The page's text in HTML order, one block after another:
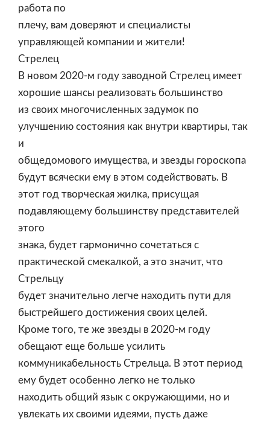
работа по
плечу, вам доверяют и специалисты
управляющей компании и жители!
Стрелец
В новом 2020-м году заводной Стрелец имеет
хорошие шансы реализовать большинство
из своих многочисленных задумок по
улучшению состояния как внутри квартиры, так
и
общедомового имущества, и звезды гороскопа
будут всячески ему в этом содействовать. В
этот год творческая жилка, присущая
подавляющему большинству представителей
этого
знака, будет гармонично сочетаться с
практической смекалкой, а это значит, что
Стрельцу
будет значительно легче находить пути для
быстрейшего достижения своих целей.
Кроме того, те же звезды в 2020-м году
обещают еще больше усилить
коммуникабельность Стрельца. В этот период
ему будет особенно легко не только
находить общий язык с окружающими, но и
увлекать их своими идеями, пусть даже